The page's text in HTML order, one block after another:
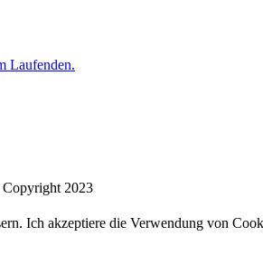
Laufenden.
Copyright 2023
Ich akzeptiere die Verwendung von